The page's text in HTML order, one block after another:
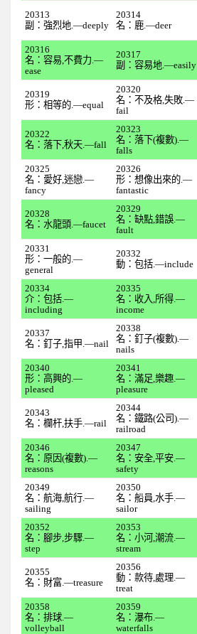
全民英檢初級117
全民英檢初級118
全民英檢初級119
全民英檢初級120
2上
全民英檢初級201
全民英檢初級202
全民英檢初級203
全民英檢初級204
全民英檢初級205
全民英檢初級206
全民英檢初級208
全民英檢初級209
全民英檢初級210
全民英檢初級211
全民英檢初級212
全民英檢初級213
全民英檢初級214
全民英檢初級215
全民英檢初級216
全民英檢初級217
全民英檢初級218
全民英檢初級219
全民英檢初級220
中級
20313
副：強烈地.—deeply
20314
名：鹿.—deer
20316
名：容易,不費力.—
ease
20317
副：容易地.—easily
20319
形：相等的.—equal
20320
名：不及格,失敗.—
fail
20322
名：落下,秋天.—fall
20323
名：落下(複數).—
falls
20325
名：愛好,迷戀.—
fancy
20326
形：想像出來的.—
fantastic
20328
名：水龍頭.—faucet
20329
名：缺點,錯誤.—
fault
20331
形：一般的.—
general
20332
動：包括.—include
20334
介：包括.—
including
20335
名：收入,所得.—
income
20337
名：釘子,指甲.—nail
20338
名：釘子(複數).—
nails
20340
形：高興的.—
pleased
20341
名：滿足,樂趣.—
pleasure
20343
名：欄杆,扶手.—rail
20344
名：鐵路(公司).—
railroad
20346
名：原因(複數).—
reasons
20347
名：安全,平安.—
safety
20349
名：航海,航行.—
sailing
20350
名：船員,水手.—
sailor
20352
名：腳步,步驟.—
step
20353
名：小河,潮流.—
stream
20355
名：財富.—treasure
20356
動：款待,處理.—
treat
20358
名：排球.—
volleyball
20359
名：瀑布.—
waterfalls